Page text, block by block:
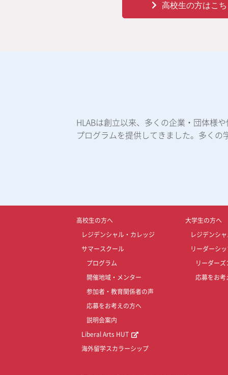
高校生の方はこ
HLABは創立以来、多くの企業・団体様
プログラムを提供してきました。多く
高校生の方へ
レジデンシャル・カレッジ
サマースクール
プログラム
開催地域・メンター
参加者・教育関係者の声
応募をお考えの方へ
説明会案内
Liberal Arts HUT
海外留学スカラーシップ
大学生の方へ
レジデンシ
リーダーシ
リーダーズ
応募をお考